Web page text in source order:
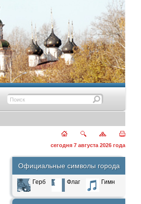
сегодня 7 августа 2026 года
Официальные символы города
Герб Флаг Гимн